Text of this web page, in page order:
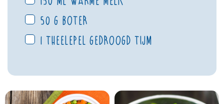
50 g boter
1 theelepel gedroogd tijm